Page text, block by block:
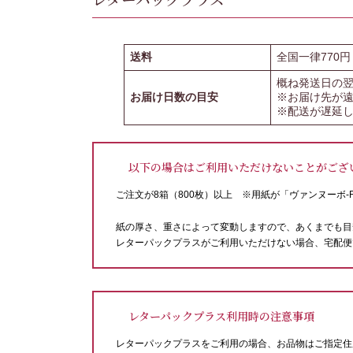
送料 全国一律770
お届け日数の目安
概ね発送日の
※お届け先が
※配送が遅延
以下の場合はご利用いただけないことがござ
ご注文が8箱（800枚）以上 ※用紙が「ヴァンヌーボ-
紙の厚さ、重さによって変動しますので、あくまでも
レターパックプラスがご利用いただけない場合、宅配
レターパックプラス利用時の注意事項
レターパックプラスをご利用の場合、お品物はご指定